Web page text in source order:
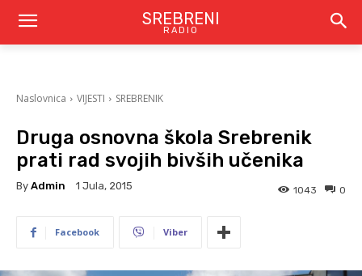
SREBRENI
RADIO
Naslovnica VIJESTI SREBRENIK
Druga osnovna škola Srebrenik
prati rad svojih bivših učenika
By Admin 1 Jula, 2015 0
1043
Facebook Viber